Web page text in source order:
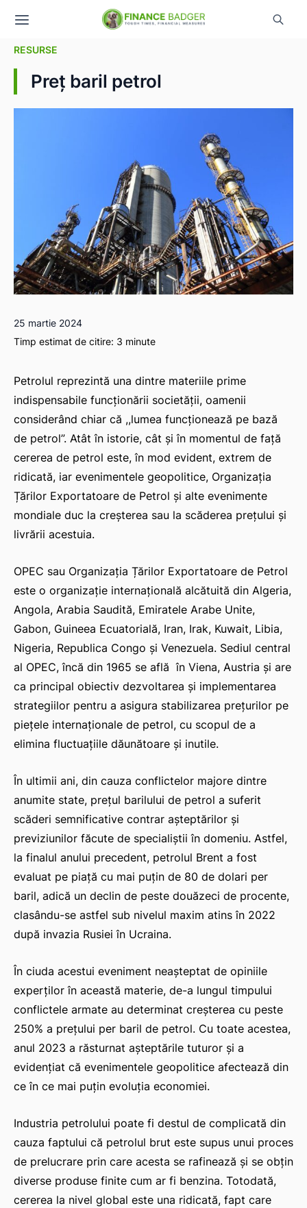
RESURSE
Preț baril petrol
25 martie 2024
Timp estimat de citire: 3 minute
Petrolul reprezintă una dintre materiile prime
indispensabile funcționării societății, oamenii
considerând chiar că ,,lumea funcționează pe bază
de petrol”. Atât în istorie, cât și în momentul de față
cererea de petrol este, în mod evident, extrem de
ridicată, iar evenimentele geopolitice, Organizația
Țărilor Exportatoare de Petrol și alte evenimente
mondiale duc la creșterea sau la scăderea prețului și
livrării acestuia.
OPEC sau Organizația Țărilor Exportatoare de Petrol
este o organizație internațională alcătuită din Algeria,
Angola, Arabia Saudită, Emiratele Arabe Unite,
Gabon, Guineea Ecuatorială, Iran, Irak, Kuwait, Libia,
Nigeria, Republica Congo și Venezuela. Sediul central
al OPEC, încă din 1965 se află în Viena, Austria și are
ca principal obiectiv dezvoltarea și implementarea
strategiilor pentru a asigura stabilizarea prețurilor pe
piețele internaționale de petrol, cu scopul de a
elimina fluctuațiile dăunătoare și inutile.
În ultimii ani, din cauza conflictelor majore dintre
anumite state, prețul barilului de petrol a suferit
scăderi semnificative contrar așteptărilor și
previziunilor făcute de specialiștii în domeniu. Astfel,
la finalul anului precedent, petrolul Brent a fost
evaluat pe piață cu mai puțin de 80 de dolari per
baril, adică un declin de peste douăzeci de procente,
clasându-se astfel sub nivelul maxim atins în 2022
după invazia Rusiei în Ucraina.
În ciuda acestui eveniment neașteptat de opiniile
experților în această materie, de-a lungul timpului
conflictele armate au determinat creșterea cu peste
250% a prețului per baril de petrol. Cu toate acestea,
anul 2023 a răsturnat așteptările tuturor și a
evidențiat că evenimentele geopolitice afectează din
ce în ce mai puțin evoluția economiei.
Industria petrolului poate fi destul de complicată din
cauza faptului că petrolul brut este supus unui proces
de prelucrare prin care acesta se rafinează și se obțin
diverse produse finite cum ar fi benzina. Totodată,
cererea la nivel global este una ridicată, fapt care